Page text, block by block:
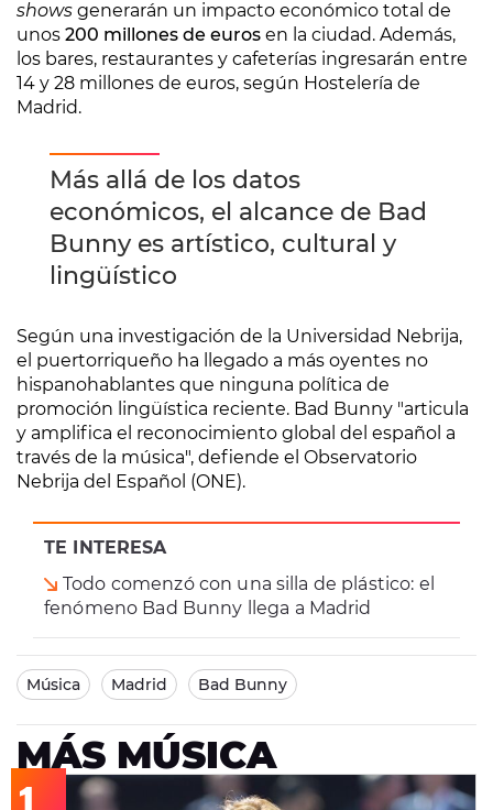
TE INTERESA
Todo comenzó con una silla de plástico: el
fenómeno Bad Bunny llega a Madrid
shows generarán un impacto económico total de
unos 200 millones de euros en la ciudad. Además,
los bares, restaurantes y cafeterías ingresarán entre
14 y 28 millones de euros, según Hostelería de
Madrid.
Más allá de los datos
económicos, el alcance de Bad
Bunny es artístico, cultural y
lingüístico
Según una investigación de la Universidad Nebrija,
el puertorriqueño ha llegado a más oyentes no
hispanohablantes que ninguna política de
promoción lingüística reciente. Bad Bunny "articula
y amplifica el reconocimiento global del español a
través de la música", defiende el Observatorio
Nebrija del Español (ONE).
Música Madrid Bad Bunny
MÁS MÚSICA